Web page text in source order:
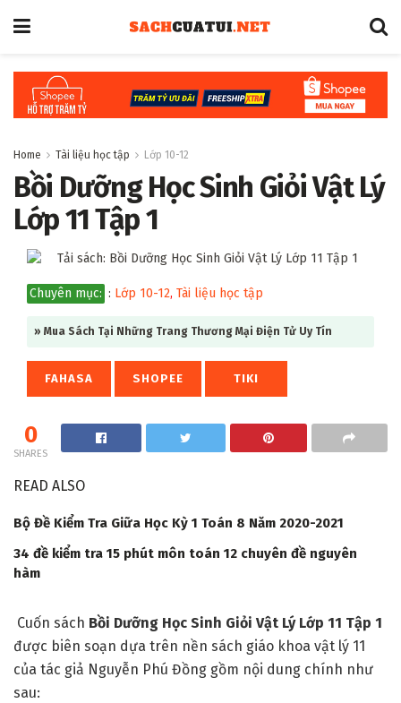
Home Tài liệu học tập Lớp 10-12
Bồi Dưỡng Học Sinh Giỏi Vật Lý
Lớp 11 Tập 1
Chuyên mục: : Lớp 10-12, Tài liệu học tập
» Mua Sách Tại Những Trang Thương Mại Điện Tử Uy Tín
FAHASA SHOPEE TIKI
0
SHARES
READ ALSO
Bộ Đề Kiểm Tra Giữa Học Kỳ 1 Toán 8 Năm 2020-2021
34 đề kiểm tra 15 phút môn toán 12 chuyên đề nguyên
hàm
Cuốn sách Bồi Dưỡng Học Sinh Giỏi Vật Lý Lớp 11 Tập 1
được biên soạn dựa trên nền sách giáo khoa vật lý 11
của tác giả Nguyễn Phú Đồng gồm nội dung chính như
sau: